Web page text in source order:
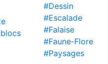
#Dessin
#Escalade
#Falaise
#Faune-Flore
#Paysages